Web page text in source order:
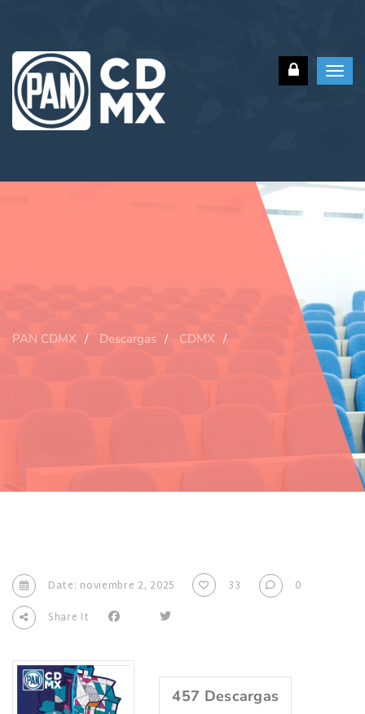
PAN CDMX Descargas CDMX
Date: noviembre 2, 2025 33
0
Share It
457 Descargas